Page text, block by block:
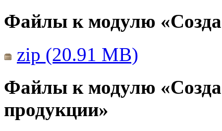
Файлы к модулю
zip (20.91 MB)
Файлы к модулю
продукции»